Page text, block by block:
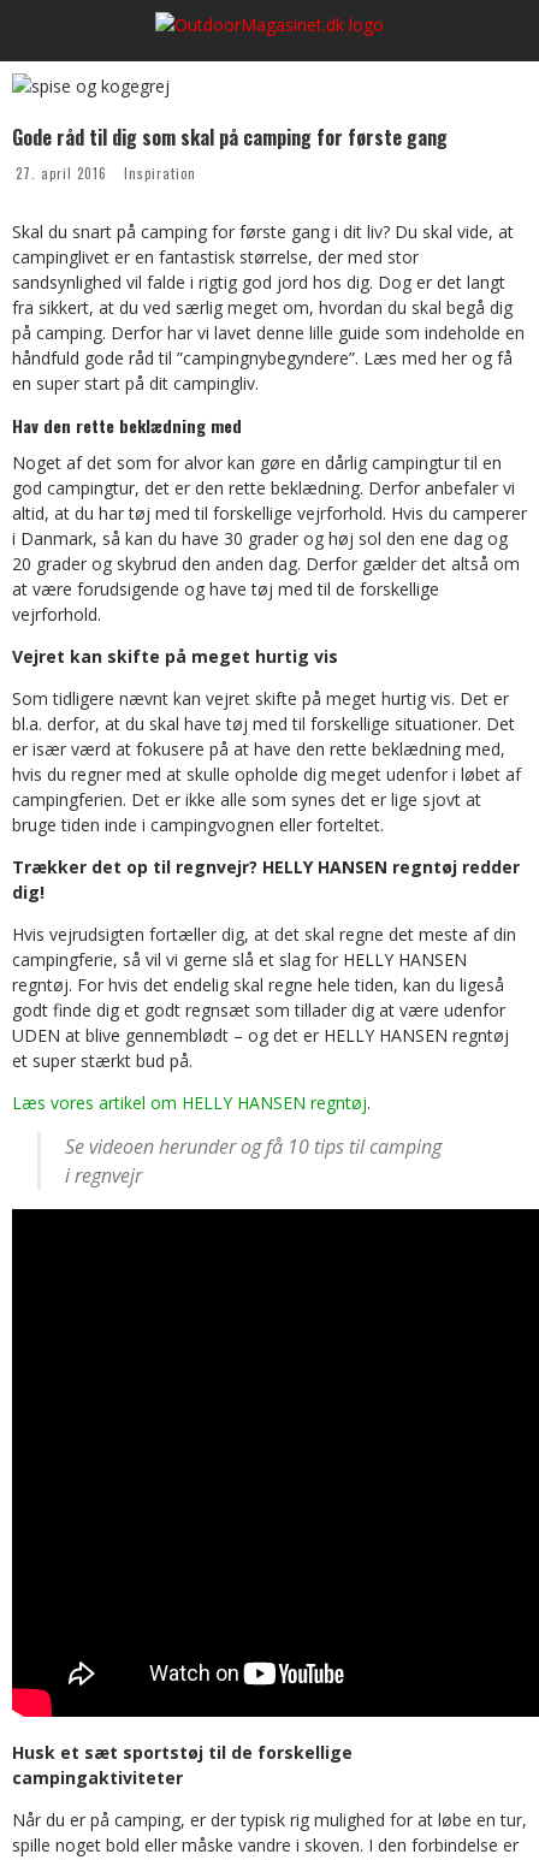
Gode råd til dig som skal på camping for første gang
27. april 2016 Inspiration
Skal du snart på camping for første gang i dit liv? Du skal vide, at
campinglivet er en fantastisk størrelse, der med stor
sandsynlighed vil falde i rigtig god jord hos dig. Dog er det langt
fra sikkert, at du ved særlig meget om, hvordan du skal begå dig
på camping. Derfor har vi lavet denne lille guide som indeholde en
håndfuld gode råd til ”campingnybegyndere”. Læs med her og få
en super start på dit campingliv.
Hav den rette beklædning med
Noget af det som for alvor kan gøre en dårlig campingtur til en
god campingtur, det er den rette beklædning. Derfor anbefaler vi
altid, at du har tøj med til forskellige vejrforhold. Hvis du camperer
i Danmark, så kan du have 30 grader og høj sol den ene dag og
20 grader og skybrud den anden dag. Derfor gælder det altså om
at være forudsigende og have tøj med til de forskellige
vejrforhold.
Vejret kan skifte på meget hurtig vis
Som tidligere nævnt kan vejret skifte på meget hurtig vis. Det er
bl.a. derfor, at du skal have tøj med til forskellige situationer. Det
er især værd at fokusere på at have den rette beklædning med,
hvis du regner med at skulle opholde dig meget udenfor i løbet af
campingferien. Det er ikke alle som synes det er lige sjovt at
bruge tiden inde i campingvognen eller forteltet.
Trækker det op til regnvejr? HELLY HANSEN regntøj redder
dig!
Hvis vejrudsigten fortæller dig, at det skal regne det meste af din
campingferie, så vil vi gerne slå et slag for HELLY HANSEN
regntøj. For hvis det endelig skal regne hele tiden, kan du ligeså
godt finde dig et godt regnsæt som tillader dig at være udenfor
UDEN at blive gennemblødt – og det er HELLY HANSEN regntøj
et super stærkt bud på.
Læs vores artikel om HELLY HANSEN regntøj.
Se videoen herunder og få 10 tips til camping
i regnvejr
Husk et sæt sportstøj til de forskellige
campingaktiviteter
Når du er på camping, er der typisk rig mulighed for at løbe en tur,
spille noget bold eller måske vandre i skoven. I den forbindelse er